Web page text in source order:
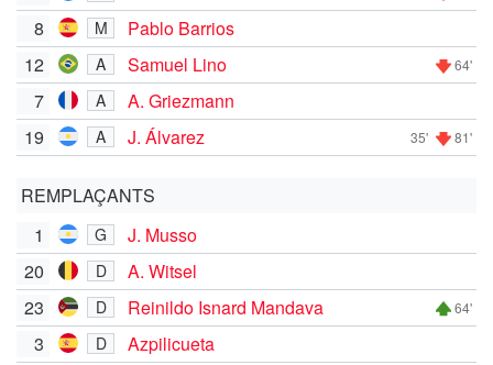
8 M
Pablo Barrios
12
A Samuel Lino 64'
7 A
A. Griezmann
19
A J. Álvarez 35' 81'
REMPLAÇANTS
1
G
J. Musso
20
D
A. Witsel
23
D Reinildo Isnard Mandava 64'
3 D
Azpilicueta